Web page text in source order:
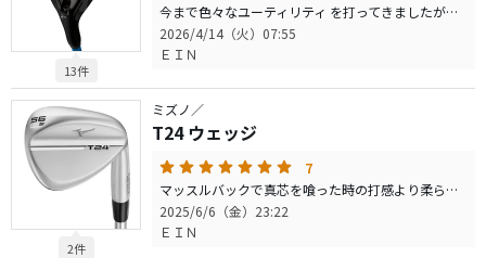
13件
今まで色々なユーティリティ を打ってきましたが、良くて値下がりがしにくいと評判のピンを初めて購入しました。 シャフト選びは他社と比べ種類があるので逆に少し迷いましたが、重量的にChromeのRにするか迷いましたが、試打動画でHS高めの方でも普通にALTAを使用していたのでそちらにしました。 変に軽すぎるって感覚もなくスムーズに振り抜け、楽に球が高く上がりとても打ちやすかったです。 参考までにトップトレーサーでキャリー 34°の7番アイアン165ヤード± #5：192 #4：206 #4も高くグリーン 狙えそうな感じでしたので、5wを抜いて#3を追加するか検討中です
2026/4/14（火）07:55
ＥＩＮ
2件
ミズノ／
T24 ウェッジ
7
マッスルバックで真芯を喰った時の打感より柔らかく感じます 打音も弾く音は一切無く、とにかく柔らかい打感と打音 練習ボールですらそんな打感と打音です 購入して良かったのでロー、ハイバンス、ロフト角違いで複数本購入しました
2025/6/6（金）23:22
ＥＩＮ